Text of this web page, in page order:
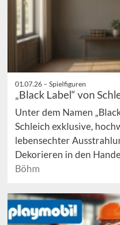
01.07.26 – Spielfiguren
„Black Label“ von
Unter dem Namen
Schleich exklusive,
lebensechter
Dekorieren in den
Böhm